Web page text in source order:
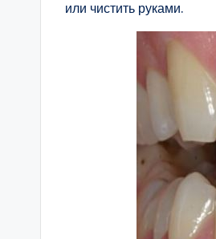
или чистить руками.